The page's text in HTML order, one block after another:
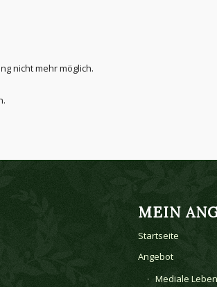
nicht mehr möglich.
MEIN
Startseite
Angebot
Mediale